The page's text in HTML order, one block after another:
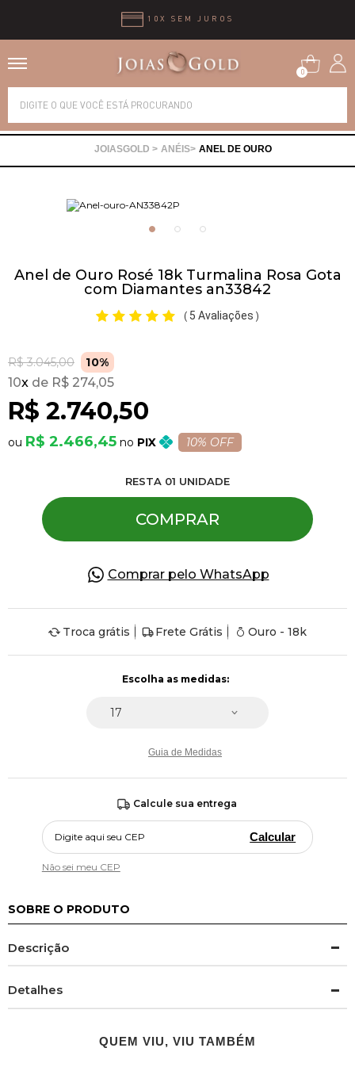
10X SEM JUROS
0
ANÉIS ANEL DE OURO
Anel de Ouro Rosé 18k Turmalina Rosa Gota
com Diamantes an33842
( 5 Avaliações )
R$ 3.045,00 10%
R$ 2.740,50
10x R$ 274,05
R$ 2.466,45 PIX 10% OFF
RESTA 01 UNIDADE
COMPRAR
Comprar pelo WhatsApp
Troca grátis Frete Grátis Ouro - 18k
Guia de Medidas
Calcule sua entrega
Calcular
Não sei meu CEP
SOBRE O PRODUTO
Descrição
Detalhes
QUEM VIU, VIU TAMBÉM
Alianças
Brincos
Pingentes
Pulseiras
Piercing
Pedras Preciosas
Presente